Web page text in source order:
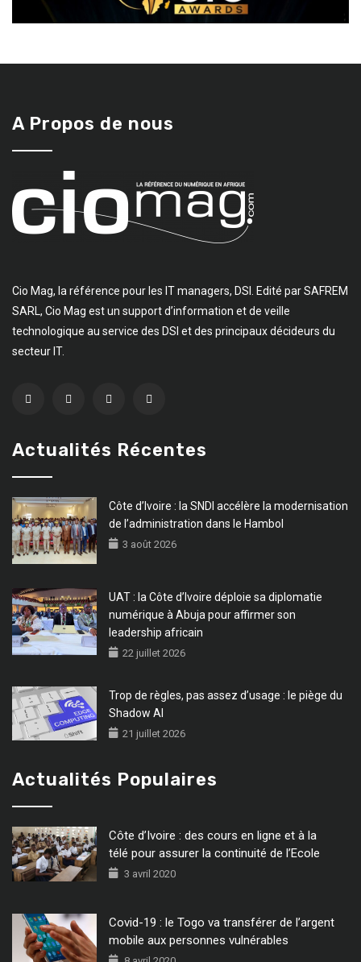
A Propos de nous
Cio Mag, la référence pour les IT managers, DSI. Edité par SAFREM
SARL, Cio Mag est un support d’information et de veille
technologique au service des DSI et des principaux décideurs du
secteur IT.
Actualités Récentes
Côte d’Ivoire : la SNDI accélère la modernisation
de l’administration dans le Hambol
3 août 2026
UAT : la Côte d’Ivoire déploie sa diplomatie
numérique à Abuja pour affirmer son
leadership africain
22 juillet 2026
Trop de règles, pas assez d’usage : le piège du
Shadow AI
21 juillet 2026
Actualités Populaires
Côte d’Ivoire : des cours en ligne et à la
télé pour assurer la continuité de l’Ecole
3 avril 2020
Covid-19 : le Togo va transférer de l’argent
mobile aux personnes vulnérables